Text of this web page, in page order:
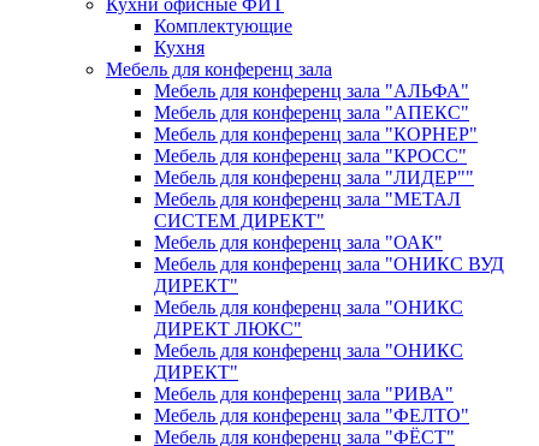
Кухни офисные ФИТ
Комплектующие
Кухня
Мебель для конференц зала
Мебель для конференц зала "АЛЬФА"
Мебель для конференц зала "АПЕКС"
Мебель для конференц зала "КОРНЕР"
Мебель для конференц зала "КРОСС"
Мебель для конференц зала "ЛИДЕР""
Мебель для конференц зала "МЕТАЛ
СИСТЕМ ДИРЕКТ"
Мебель для конференц зала "ОАК"
Мебель для конференц зала "ОНИКС ВУД
ДИРЕКТ"
Мебель для конференц зала "ОНИКС
ДИРЕКТ ЛЮКС"
Мебель для конференц зала "ОНИКС
ДИРЕКТ"
Мебель для конференц зала "РИВА"
Мебель для конференц зала "ФЕЛТО"
Мебель для конференц зала "ФЁСТ"